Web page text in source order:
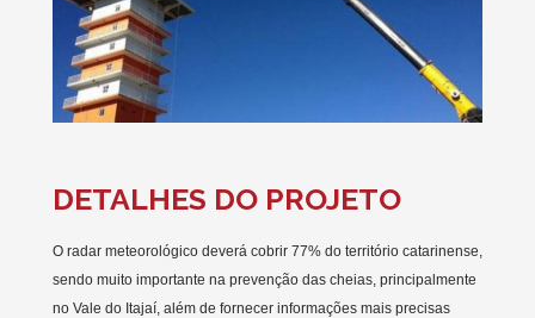
DETALHES DO PROJETO
O radar meteorológico deverá cobrir 77% do território catarinense,
sendo muito importante na prevenção das cheias, principalmente
no Vale do Itajaí, além de fornecer informações mais precisas